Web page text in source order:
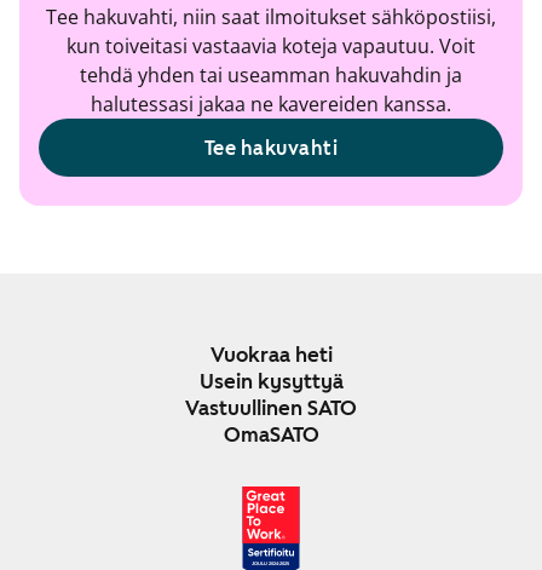
Tee hakuvahti, niin saat ilmoitukset sähköpostiisi,
kun toiveitasi vastaavia koteja vapautuu. Voit
tehdä yhden tai useamman hakuvahdin ja
halutessasi jakaa ne kavereiden kanssa.
Tee hakuvahti
Vuokraa heti
Usein kysyttyä
Vastuullinen SATO
OmaSATO
JOULU 2024-2025